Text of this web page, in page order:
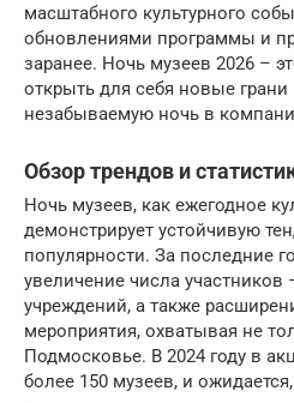
масштабного культурного
обновлениями программы и
заранее. Ночь музеев 2026 –
открыть для себя новые грани
незабываемую ночь в
Обзор трендов и
Ночь музеев, как ежегодное
демонстрирует устойчивую
популярности. За последние
увеличение числа участников
учреждений, а также
мероприятия, охватывая не
Подмосковье. В 2024 году в
более 150 музеев, и